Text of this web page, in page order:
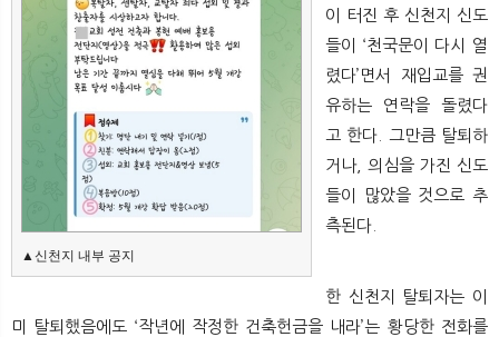
▲신천지 내부 공지
이 터진 후 신천지 신도
들이 ‘천국문이 다시 열
렸다’면서 재입교를 권
유하는 연락을 돌렸다
고 한다. 그만큼 탈퇴하
거나, 의심을 가진 신도
들이 많았을 것으로 추
측된다.
한 신천지 탈퇴자는 이
미 탈퇴했음에도 ‘작년에 작정한 건축헌금을 내라’는 황당한 전화를